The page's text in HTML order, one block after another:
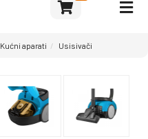
Kućni aparati Usisivači